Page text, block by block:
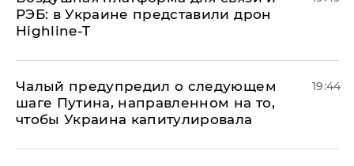
РЭБ: в Украине представили дрон
Highline-T
Чалый предупредил о следующем
шаге Путина, направленном на то,
чтобы Украина капитулировала
19:44